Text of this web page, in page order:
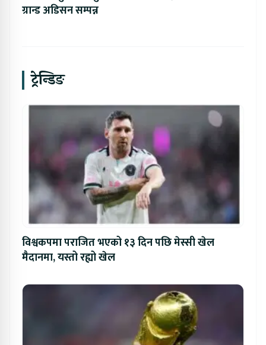
ग्रान्ड अडिसन सम्पन्न
ट्रेन्डिङ
विश्वकपमा पराजित भएको १३ दिन पछि मेस्सी खेल
मैदानमा, यस्तो रह्यो खेल